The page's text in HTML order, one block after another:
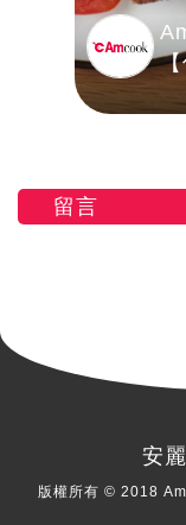
留言
安
版權所有 © 2018